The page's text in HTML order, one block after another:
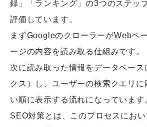
録」「ランキング」の3つのステッ
評価しています。
まずGoogleのクローラーがWebペ
ージの内容を読み取る仕組みです。
次に読み取った情報をデータベース
クス）し、ユーザーの検索クエリに
い順に表示する流れになっています
SEO対策とは、このプロセスにお